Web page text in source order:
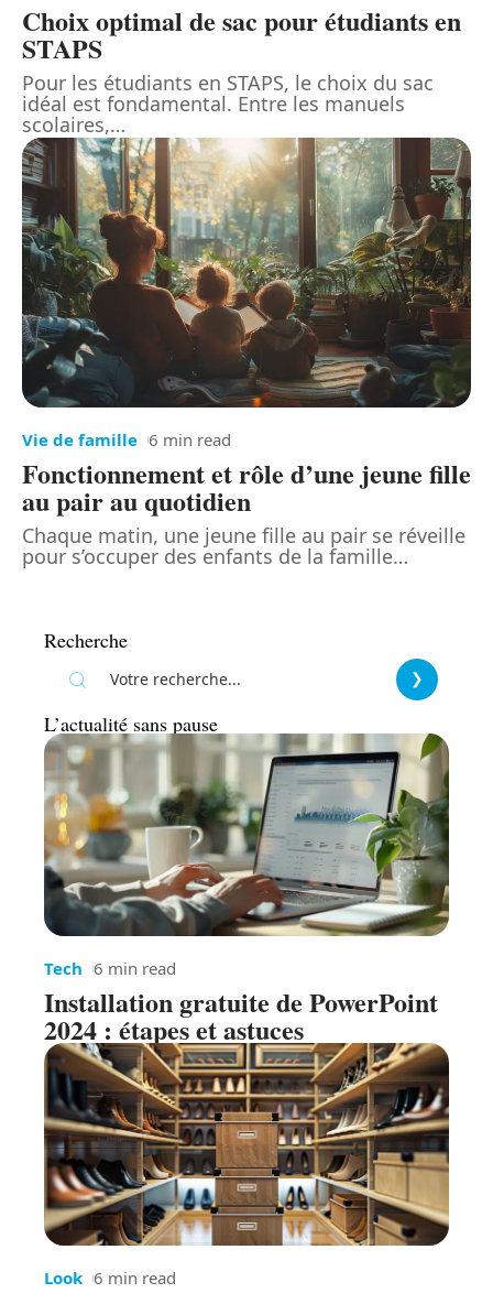
Choix optimal de sac pour étudiants en
STAPS
Pour les étudiants en STAPS, le choix du sac
idéal est fondamental. Entre les manuels
scolaires,…
Vie de famille 6 min read
Fonctionnement et rôle d’une jeune fille
au pair au quotidien
Chaque matin, une jeune fille au pair se réveille
pour s’occuper des enfants de la famille…
Recherche
L’actualité sans pause
Tech 6 min read
Installation gratuite de PowerPoint
2024 : étapes et astuces
Look 6 min read